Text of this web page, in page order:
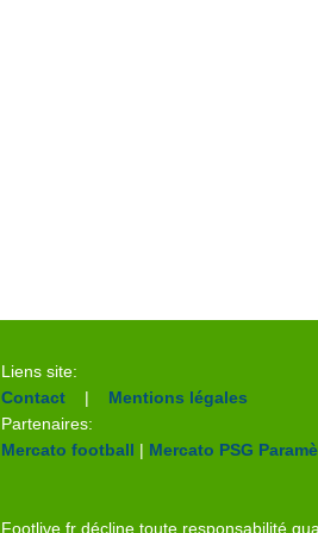
Liens site:
Contact | Mentions légales
Partenaires:
Mercato football | Mercato PSG
Footlive.fr décline toute responsabilité